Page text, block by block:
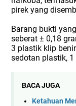
pirek yang
Barang bukti
seberat ± 0,18
3 plastik klip
sedotan plastik,
BACA JUGA
Ketahuan